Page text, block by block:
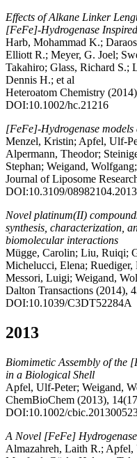
Effects of Alkane Linker
[FeFe]-Hydrogenase
Harb, Mohammad K.;
Elliott R.; Meyer, G. Joel;
Takahiro; Glass, Richard S.;
Dennis H.; et al
Heteroatom Chemistry
DOI:10.1002/hc.21216
[FeFe]-Hydrogenase models
Menzel, Kristin; Apfel, Ulf-
Alpermann, Theodor;
Stephan; Weigand,
Journal of Liposome
DOI:10.3109/
Novel platinum(II)
synthesis, characterization,
biomolecular interactions
Mügge, Carolin; Liu, Ruiqi;
Michelucci, Elena;
Messori, Luigi; Weigand,
Dalton Transactions (2014),
DOI:10.1039/C3DT52284A
2013
Biomimetic Assembly of the
in a Biological Shell
Apfel, Ulf-Peter; Weigand,
ChemBioChem (2013),
DOI:10.1002/
A Novel [FeFe]
Almazahreh, Laith R.;